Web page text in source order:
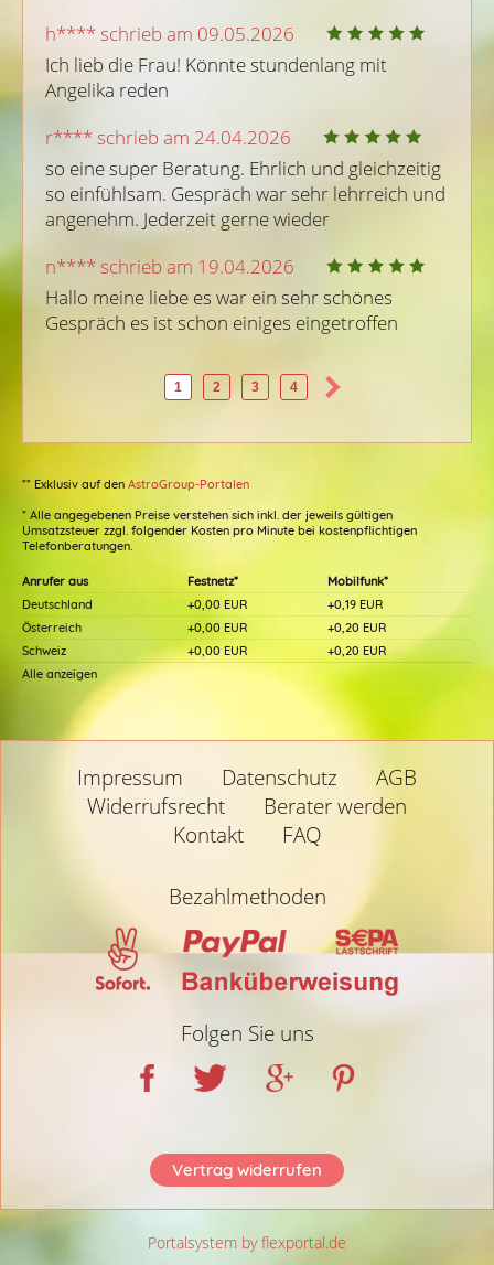
h**** schrieb am 09.05.2026
Ich lieb die Frau! Könnte stundenlang mit
Angelika reden
r**** schrieb am 24.04.2026
so eine super Beratung. Ehrlich und gleichzeitig
so einfühlsam. Gespräch war sehr lehrreich und
angenehm. Jederzeit gerne wieder
n**** schrieb am 19.04.2026
Hallo meine liebe es war ein sehr schönes
Gespräch es ist schon einiges eingetroffen
1 2 3 4
** Exklusiv auf den AstroGroup-Portalen
* Alle angegebenen Preise verstehen sich inkl. der jeweils gültigen
Umsatzsteuer zzgl. folgender Kosten pro Minute bei kostenpflichtigen
Telefonberatungen.
Anrufer aus Festnetz*
Mobilfunk*
Deutschland
+0,00 EUR
+0,19 EUR
Österreich
+0,00 EUR
+0,20 EUR
Schweiz
+0,00 EUR
+0,20 EUR
Alle anzeigen
Impressum Datenschutz
AGB
Widerrufsrecht
Berater werden
Kontakt
FAQ
Bezahlmethoden
Folgen Sie uns
Vertrag widerrufen
Portalsystem by flexportal.de